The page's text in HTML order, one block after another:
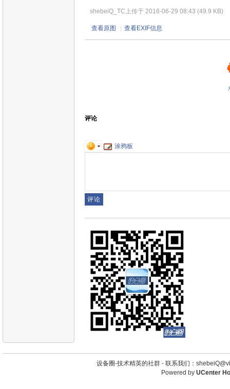
shebeiQ_TC 上传于 2016-06-29 08:43 (49.9 KB)
查看原图 查看EXIF信息
评论
涂鸦板
设备圈-技术精英的社群 - 联系我们：
Powered by UCenter